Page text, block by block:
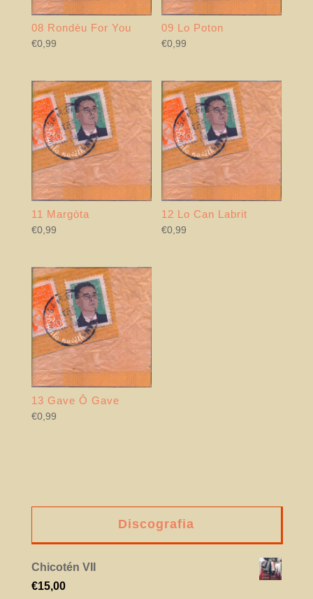
08 Rondèu For You
€0,99
09 Lo Poton
€0,99
11 Margòta
€0,99
12 Lo Can Labrit
€0,99
13 Gave Ô Gave
€0,99
Discografia
Chicotén VII
€15,00